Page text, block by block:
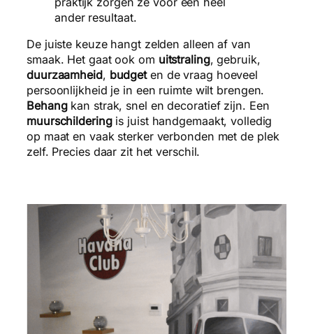
ander resultaat.
De juiste keuze hangt zelden alleen af van
smaak. Het gaat ook om uitstraling, gebruik,
duurzaamheid, budgeten de vraag hoeveel
persoonlijkheid je in een ruimte wilt brengen.
Behangkan strak, snel en decoratief zijn. Een
muurschilderingis juist handgemaakt, volledig
op maat en vaak sterker verbonden met de plek
zelf. Precies daar zit het verschil.